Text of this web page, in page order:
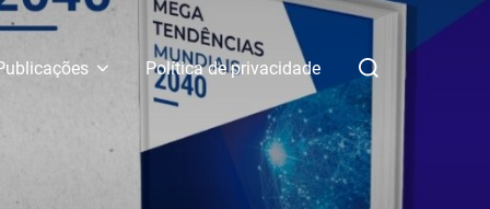
Política de privacidade
Pesquisar